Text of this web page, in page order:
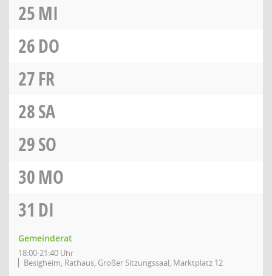
25MI
26DO
27FR
28SA
29SO
30MO
31 DI
Gemeinderat
18:00-21:40 Uhr
Besigheim, Rathaus, Großer Sitzungssaal, Marktplatz 12